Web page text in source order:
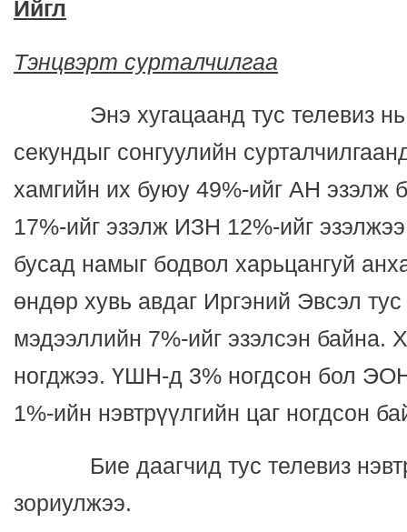
Ийгл
Тэнцвэрт сурталчилгаа
Энэ хугацаанд тус телевиз нь
секундыг сонгуулийн
хамгийн их буюу 49%-ийг АН
17%-ийг эзэлж ИЗН 12%-ийг
бусад намыг бодвол харьцангуй
өндөр хувь авдаг Иргэний Эвсэл
мэдээллийн 7%-ийг эзэлсэн байна.
ногджээ. ҮШН-д 3% ногдсон бол
1%-ийн нэвтрүүлгийн цаг ногдсон
Бие даагчид тус телевиз
зориулжээ.